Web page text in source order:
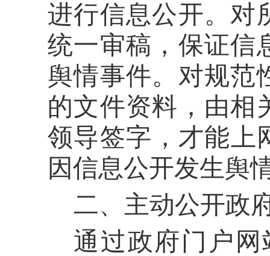
进行信息公开。对
统一审稿，保证信
舆情事件。对规范
的文件资料，由相
领导签字，才能上
因信息公开发生舆
二、主动公开政
通过政府门户网